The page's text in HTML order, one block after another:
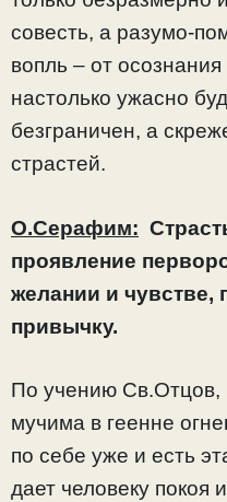
совесть, а разумо-
вопль – от
настолько ужасно
безграничен, а
страстей.
О.Серафим:
проявление
желании и чувстве,
привычку.
По учению Св.Отцов,
мучима в геенне
по себе уже и есть
дает человеку покоя